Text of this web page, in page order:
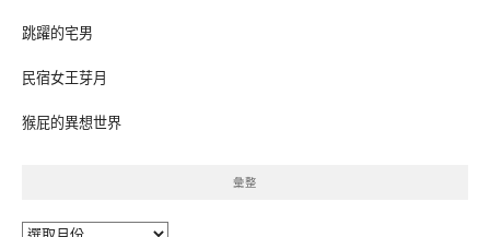
跳躍的宅男
民宿女王芽月
猴屁的異想世界
彙整
彙